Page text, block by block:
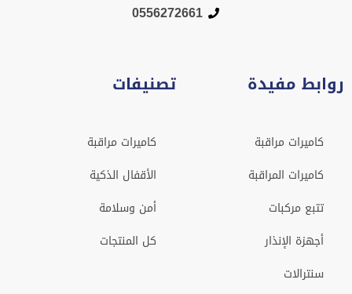
0556272661
روابط مفيدة
كاميرات مراقبة
كاميرات المراقبة
تتبع مركبات
أجهزة الإنذار
سنترالات
تصنيفات
كاميرات مراقبة
الأقفال الذكية
أمن وسلامة
كل المنتجات